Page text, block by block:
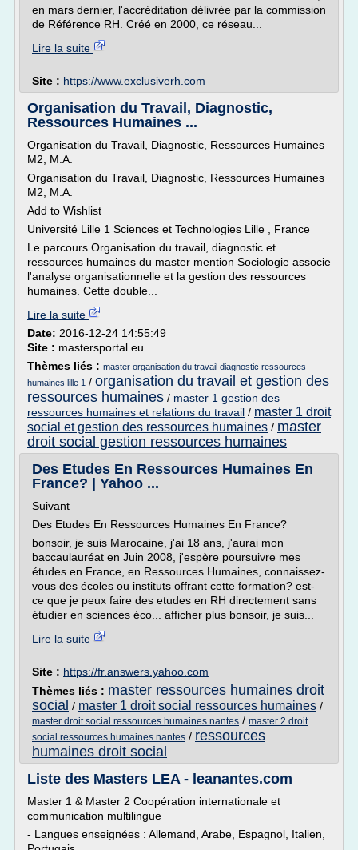
en mars dernier, l'accréditation délivrée par la commission
de Référence RH. Créé en 2000, ce réseau...
Lire la suite
Site : https://www.exclusiverh.com
Organisation du Travail, Diagnostic,
Ressources Humaines ...
Organisation du Travail, Diagnostic, Ressources Humaines
M2, M.A.
Organisation du Travail, Diagnostic, Ressources Humaines
M2, M.A.
Add to Wishlist
Université Lille 1 Sciences et Technologies Lille , France
Le parcours Organisation du travail, diagnostic et
ressources humaines du master mention Sociologie associe
l'analyse organisationnelle et la gestion des ressources
humaines. Cette double...
Lire la suite
Date: 2016-12-24 14:55:49
Site : mastersportal.eu
Thèmes liés : master organisation du travail diagnostic ressources
humaines lille 1 / organisation du travail et gestion des
ressources humaines / master 1 gestion des
ressources humaines et relations du travail / master 1 droit
social et gestion des ressources humaines / master
droit social gestion ressources humaines
Des Etudes En Ressources Humaines En
France? | Yahoo ...
Suivant
Des Etudes En Ressources Humaines En France?
bonsoir, je suis Marocaine, j'ai 18 ans, j'aurai mon
baccaulauréat en Juin 2008, j'espère poursuivre mes
études en France, en Ressources Humaines, connaissez-
vous des écoles ou instituts offrant cette formation? est-
ce que je peux faire des etudes en RH directement sans
étudier en sciences éco... afficher plus bonsoir, je suis...
Lire la suite
Site : https://fr.answers.yahoo.com
Thèmes liés : master ressources humaines droit
social / master 1 droit social ressources humaines /
master droit social ressources humaines nantes / master 2 droit
social ressources humaines nantes / ressources
humaines droit social
Liste des Masters LEA - leanantes.com
Master 1 & Master 2 Coopération internationale et
communication multilingue
- Langues enseignées : Allemand, Arabe, Espagnol, Italien,